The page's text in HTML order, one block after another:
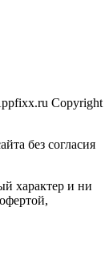
Copyright
без согласия
характер и ни